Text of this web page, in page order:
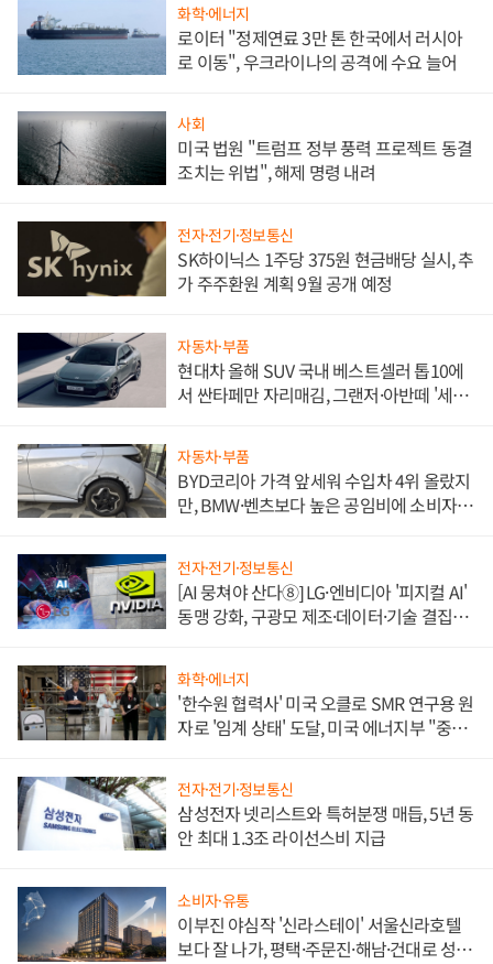
화학·에너지
로이터 "정제연료 3만 톤 한국에서 러시아
로 이동", 우크라이나의 공격에 수요 늘어
사회
미국 법원 "트럼프 정부 풍력 프로젝트 동결
조치는 위법", 해제 명령 내려
전자·전기·정보통신
SK하이닉스 1주당 375원 현금배당 실시, 추
가 주주환원 계획 9월 공개 예정
자동차·부품
현대차 올해 SUV 국내 베스트셀러 톱10에
서 싼타페만 자리매김, 그랜저·아반떼 '세단
자동차·부품
BYD코리아 가격 앞세워 수입차 4위 올랐지
만, BMW·벤츠보다 높은 공임비에 소비자
전자·전기·정보통신
[AI 뭉쳐야 산다⑧] LG·엔비디아 '피지컬 AI'
동맹 강화, 구광모 제조·데이터·기술 결집
화학·에너지
'한수원 협력사' 미국 오클로 SMR 연구용 원
자로 '임계 상태' 도달, 미국 에너지부 "중요
전자·전기·정보통신
삼성전자 넷리스트와 특허분쟁 매듭, 5년 동
안 최대 1.3조 라이선스비 지급
소비자·유통
이부진 야심작 '신라스테이' 서울신라호텔
보다 잘 나가, 평택·주문진·해남·건대로 성